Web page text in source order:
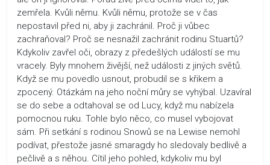
zemřela. Kvůli němu. Kvůli němu, protože se v čas
nepostavil před ni, aby ji zachránil. Proč ji vůbec
zachraňoval? Proč se nesnažil zachránit rodinu Stuartů?
Kdykoliv zavřel oči, obrazy z předešlých událostí se mu
vracely. Byly mnohem živější, než události z jiných světů.
Když se mu povedlo usnout, probudil se s křikem a
zpocený. Otázkám na jeho noční můry se vyhýbal. Uzavíral
se do sebe a odtahoval se od Lucy, když mu nabízela
pomocnou ruku. Tohle bylo něco, co musel vybojovat
sám. Při setkání s rodinou Snowů se na Lewise nemohl
podívat, přestože jasné smaragdy ho sledovaly bedlivě a
pečlivě a s něhou. Cítil jeho pohled, kdykoliv mu byl